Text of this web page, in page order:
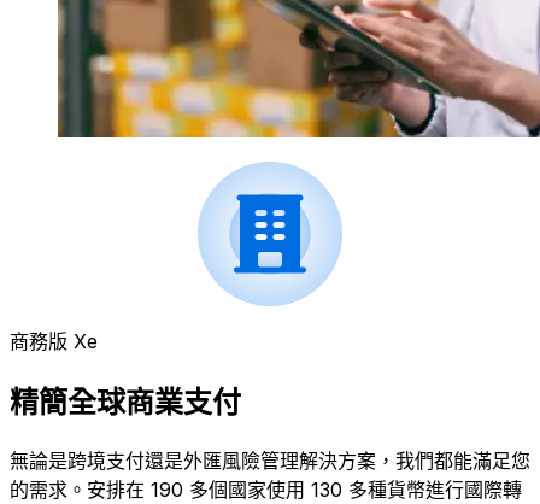
商務版 Xe
精簡全球商業支付
無論是跨境支付還是外匯風險管理解決方案，我們都能滿足您
的需求。安排在 190 多個國家使用 130 多種貨幣進行國際轉